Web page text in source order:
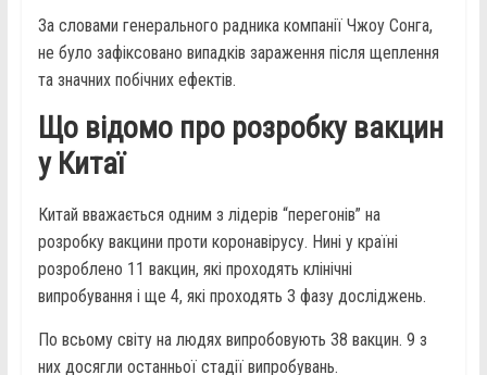
За словами генерального радника компанії Чжоу Сонга,
не було зафіксовано випадків зараження після щеплення
та значних побічних ефектів.
Що відомо про розробку вакцин
у Китаї
Китай вважається одним з лідерів “перегонів” на
розробку вакцини проти коронавірусу. Нині у країні
розроблено 11 вакцин, які проходять клінічні
випробування і ще 4, які проходять 3 фазу досліджень.
По всьому світу на людях випробовують 38 вакцин. 9 з
них досягли останньої стадії випробувань.